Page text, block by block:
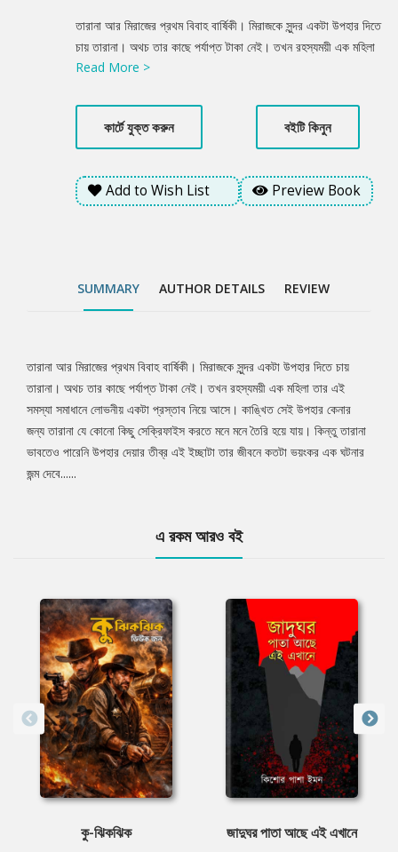
Product
Summery
তারানা আর মিরাজের প্রথম বিবাহ বার্ষিকী। মিরাজকে সুন্দর একটা উপহার দিতে
চায় তারানা। অথচ তার কাছে পর্যাপ্ত টাকা নেই। তখন রহস্যময়ী এক মহিলা
তার এই সমস্যা সমাধানে লোভনীয় একটা প্রস্তাব নিয়ে আসে। কাঙ্খিত সেই
হয়ে যায়। কিন্তু তারানা ভাবতেও পারেনি উপহার দেয়ার তীব্র এই ইচ্ছাটা তার
জীবনে কতটা ভয়ংকর এক ঘটনার জন্ম দেবে......
Read More >
কার্টে যুক্ত করুন বইটি কিনুন
Add to Wish List Preview Book
SUMMARY AUTHOR DETAILS REVIEW
Tab
Article
তারানা আর মিরাজের প্রথম বিবাহ বার্ষিকী। মিরাজকে সুন্দর একটা উপহার দিতে চায়
তারানা। অথচ তার কাছে পর্যাপ্ত টাকা নেই। তখন রহস্যময়ী এক মহিলা তার এই
সমস্যা সমাধানে লোভনীয় একটা প্রস্তাব নিয়ে আসে। কাঙ্খিত সেই উপহার কেনার
জন্য তারানা যে কোনো কিছু সেক্রিফাইস করতে মনে মনে তৈরি হয়ে যায়। কিন্তু তারানা
ভাবতেও পারেনি উপহার দেয়ার তীব্র এই ইচ্ছাটা তার জীবনে কতটা ভয়ংকর এক ঘটনার
জন্ম দেবে......
এ রকম আরও বই
কু-ঝিকঝিক জাদুঘর পাতা আছে এই এখানে